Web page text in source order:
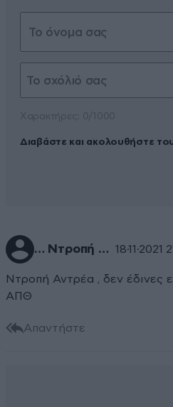
Διαβάστε και ακολουθήστε
… Ντροπή … 18·11·2021
Ντροπή Αντρέα , δεν έδινες
ΑΠΘ
Απαντήστε